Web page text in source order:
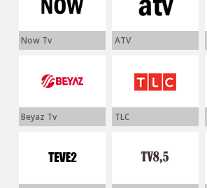
Now Tv ATV
Beyaz Tv TLC